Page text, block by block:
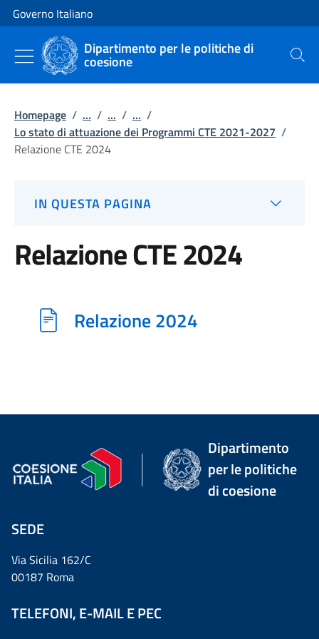
Vai al contenuto
Vai alla navigazione del sito
Governo Italiano
Dipartimento per le politiche di
coesione Cerca
Homepage / ... / ... / ... /
Lo stato di attuazione dei Programmi CTE 2021-2027 /
Relazione CTE 2024
IN QUESTA PAGINA
Relazione CTE 2024
Relazione 2024
Dipartimento
per le politiche
di coesione
SEDE
Via Sicilia 162/C
00187 Roma
TELEFONI, E-MAIL E PEC